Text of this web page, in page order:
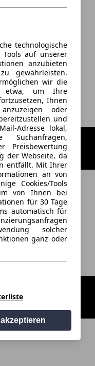
technologische
auf unserer
anzubieten
gewährleisten.
wir die
- etwa, um Ihre
Ihnen
oder
und
Adresse lokal,
Preisbewertung
der Webseite, da
entfällt. Mit Ihrer
an von
Cookies/Tools
von Ihnen bei
für 30 Tage
automatisch für
solcher
ganz oder